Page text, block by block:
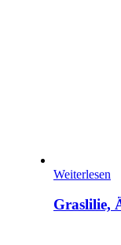
Weiterlesen
Graslilie,